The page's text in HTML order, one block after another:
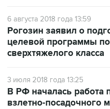
6 августа 2018 года 13:59
Рогозин заявил о
целевой программы по
сверхтяжелого класса
3 июля 2018 года 13:25
В РФ началась работа
взлетно-посадочного